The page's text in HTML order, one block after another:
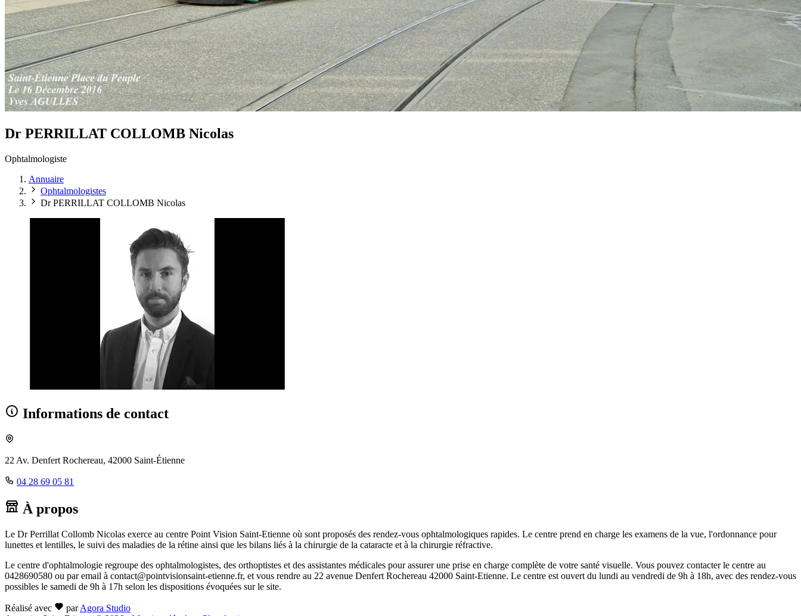
Dr PERRILLAT COLLOMB Nicolas
Ophtalmologiste
Annuaire
Ophtalmologistes
Dr PERRILLAT COLLOMB Nicolas
Informations de contact
22 Av. Denfert Rochereau, 42000 Saint-Étienne
04 28 69 05 81
À propos
Le Dr Perrillat Collomb Nicolas exerce au centre Point Vision Saint-Etienne où sont proposés des rendez-vous ophtalmologiques rapides. Le centre prend en charge les examens de la vue, l'ordonnance pour
lunettes et lentilles, le suivi des maladies de la rétine ainsi que les bilans liés à la chirurgie de la cataracte et à la chirurgie réfractive.
Le centre d'ophtalmologie regroupe des ophtalmologistes, des orthoptistes et des assistantes médicales pour assurer une prise en charge complète de votre santé visuelle. Vous pouvez contacter le centre au
0428690580 ou par email à contact@pointvisionsaint-etienne.fr, et vous rendre au 22 avenue Denfert Rochereau 42000 Saint-Etienne. Le centre est ouvert du lundi au vendredi de 9h à 18h, avec des rendez-vous
possibles le samedi de 9h à 17h selon les dispositions évoquées sur le site.
Réalisé avec par Agora Studio